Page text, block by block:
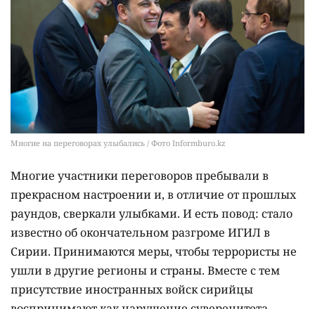
Многие на переговорах улыбались / Фото Informburo.kz
Многие участники переговоров пребывали в
прекрасном настроении и, в отличие от прошлых
раундов, сверкали улыбками. И есть повод: стало
известно об окончательном разгроме ИГИЛ в
Сирии. Принимаются меры, чтобы террористы не
ушли в другие регионы и страны. Вместе с тем
присутствие иностранных войск сирийцы